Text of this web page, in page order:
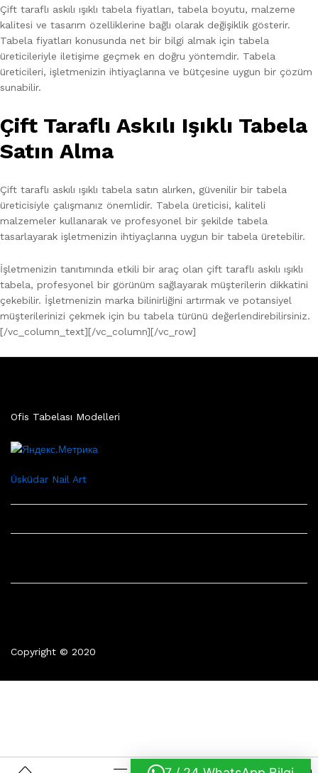
Çift taraflı askılı ışıklı tabela fiyatları, tabela boyutu, malzeme
kalitesi ve tasarım özelliklerine bağlı olarak değişiklik gösterir.
Tabela fiyatları konusunda net bir bilgi almak için tabela
üreticileriyle iletişime geçmek en doğru yöntemdir. Tabela
üreticileri, işletmenizin ihtiyaçlarına ve bütçesine uygun bir çözüm
sunabilir.
Çift Taraflı Askılı Işıklı Tabela
Satın Alma
Çift taraflı askılı ışıklı tabela satın alırken, güvenilir bir tabela
üreticisiyle çalışmanız önemlidir. Tabela üreticisi, kaliteli
malzemeler kullanarak ve profesyonel bir şekilde tabela
tasarlayarak işletmenizin ihtiyaçlarına uygun bir tabela üretebilir.
İşletmenizin tanıtımında etkili bir araç olan çift taraflı askılı ışıklı
tabela, profesyonel bir görünüm sağlayarak müşterilerin dikkatini
çekebilir. İşletmenizin marka bilinirliğini artırmak ve potansiyel
müşterilerinizi çekmek için bu tabela türünü değerlendirebilirsiniz.
[/vc_column_text][/vc_column][/vc_row]
Ofis Tabelası Modelleri
Üsküdar Nail Art
Copyright © 2020